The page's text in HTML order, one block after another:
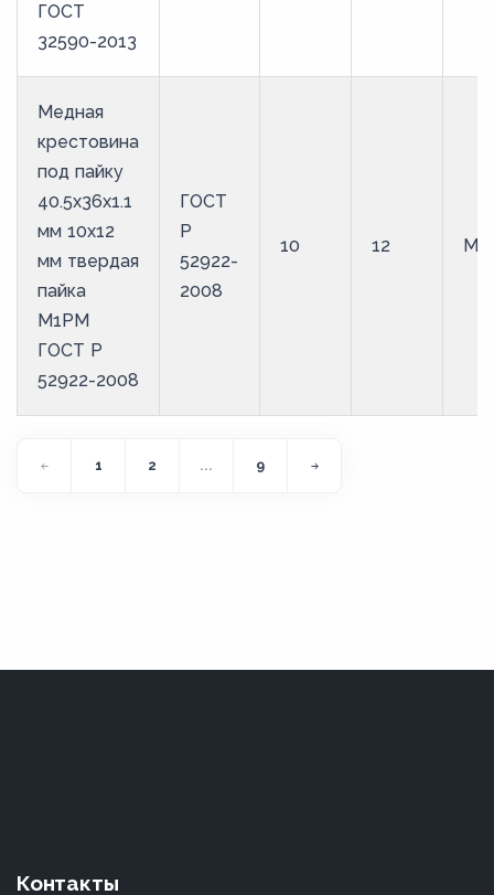
ГОСТ
32590-2013
Медная
крестовина
под пайку
40.5х36х1.1
мм 10х12
мм твердая
пайка
М1РМ
ГОСТ Р
52922-2008
ГОСТ
Р
52922-
2008
10 12
1 2 ... 9
Контакты